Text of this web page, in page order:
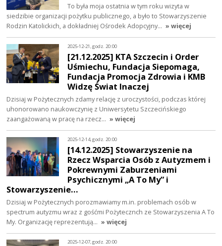
To była moja ostatnia w tym roku wizyta w
siedzibie organizacji pożytku publicznego, a było to Stowarzyszenie
Rodzin Katolickich, a dokładniej Ośrodek Adopcyjny… » więcej
2025-12-21, godz. 20:00
[21.12.2025] KTA Szczecin i Order
Uśmiechu, Fundacja Siepomaga,
Fundacja Promocja Zdrowia i KMB
Widzę Świat Inaczej
Dzisiaj w Pożytecznych zdamy relację z uroczystości, podczas której
uhonorowano naukowczynię z Uniwersytetu Szczecińskiego
zaangażowaną w pracę na rzecz… » więcej
2025-12-14, godz. 20:00
[14.12.2025] Stowarzyszenie na
Rzecz Wsparcia Osób z Autyzmem i
Pokrewnymi Zaburzeniami
Psychicznymi „A To My” i
Stowarzyszenie…
Dzisiaj w Pożytecznych porozmawiamy m.in. problemach osób w
spectrum autyzmu wraz z gośćmi Pożytecznch ze Stowarzyszenia A To
My. Organizację reprezentują… » więcej
2025-12-07, godz. 20:00